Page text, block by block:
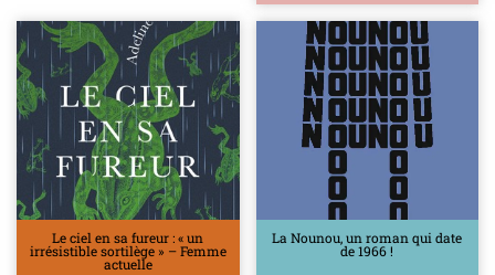
Le ciel en sa fureur : « un
irrésistible sortilège » – Femme
actuelle
La Nounou, un roman qui date
de 1966 !